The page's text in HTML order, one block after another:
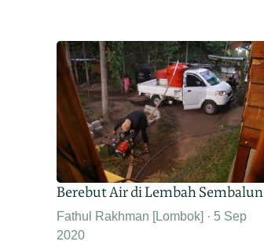
Berebut Air di Lembah Sembalun
Fathul Rakhman [Lombok]
5 Sep
2020